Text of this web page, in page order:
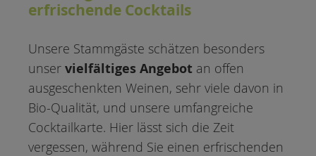
erfrischende Cocktails
Unsere Stammgäste schätzen besonders
unser vielfältiges Angebot an offen
ausgeschenkten Weinen, sehr viele davon in
Bio-Qualität, und unsere umfangreiche
Cocktailkarte. Hier lässt sich die Zeit
vergessen, während Sie einen erfrischenden